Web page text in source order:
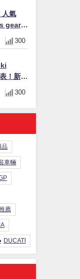
人氣
gear鈦
TTX
整流罩
300
！新增
版，全
備登
300
品
車輛
薦
DUCATI